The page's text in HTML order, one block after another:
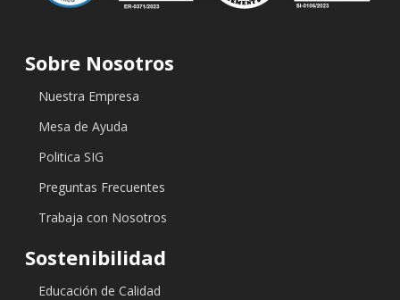
Sobre Nosotros
Nuestra Empresa
Mesa de Ayuda
Politica SIG
Preguntas Frecuentes
Trabaja con Nosotros
Sostenibilidad
Educación de Calidad